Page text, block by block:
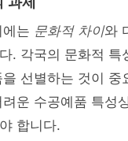
는 문화적 차이와
. 각국의 문화적 특
선별하는 것이 중
운 수공예품 특성
합니다.